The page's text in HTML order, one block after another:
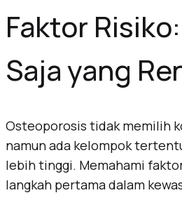
Faktor
Saja yang
Osteoporosis tidak memilih
namun ada kelompok
lebih tinggi. Memahami
langkah pertama dalam